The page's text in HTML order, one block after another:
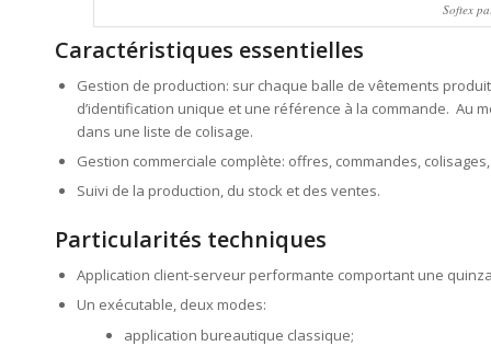
Softex
Caractéristiques essentielles
Gestion de production: sur chaque balle de vêtements
d’identification unique et une référence à la commande. Au
dans une liste de colisage.
Gestion commerciale complète: offres, commandes,
Suivi de la production, du stock et des ventes.
Particularités techniques
Application client-serveur performante comportant une
Un exécutable, deux modes:
application bureautique classique;